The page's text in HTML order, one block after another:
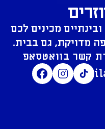
מכינים לכם
מדויקת, גם בבית.